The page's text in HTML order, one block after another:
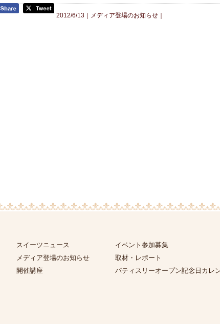
2012/6/13｜ メディア登場のお知らせ ｜
スイーツニュース
メディア登場のお知らせ
開催講座
イベント参加募集
取材・レポート
パティスリーオープン記念日カレ